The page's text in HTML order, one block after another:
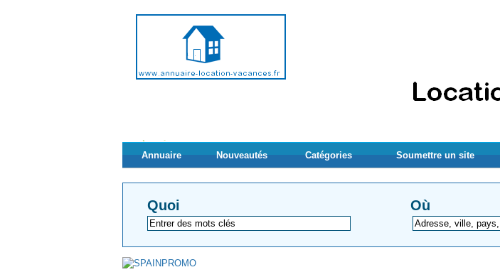
Annuaire Nouveautés Catégories Soumettre un site
Quoi Où